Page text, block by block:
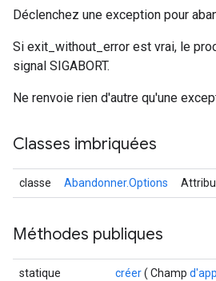
Déclenchez une exception pour
Si exit_without_error est vrai, le
signal SIGABORT.
Ne renvoie rien d'autre qu'une
Classes imbriquées
classe Abandonner.Options
Méthodes publiques
statique
créer( Champ